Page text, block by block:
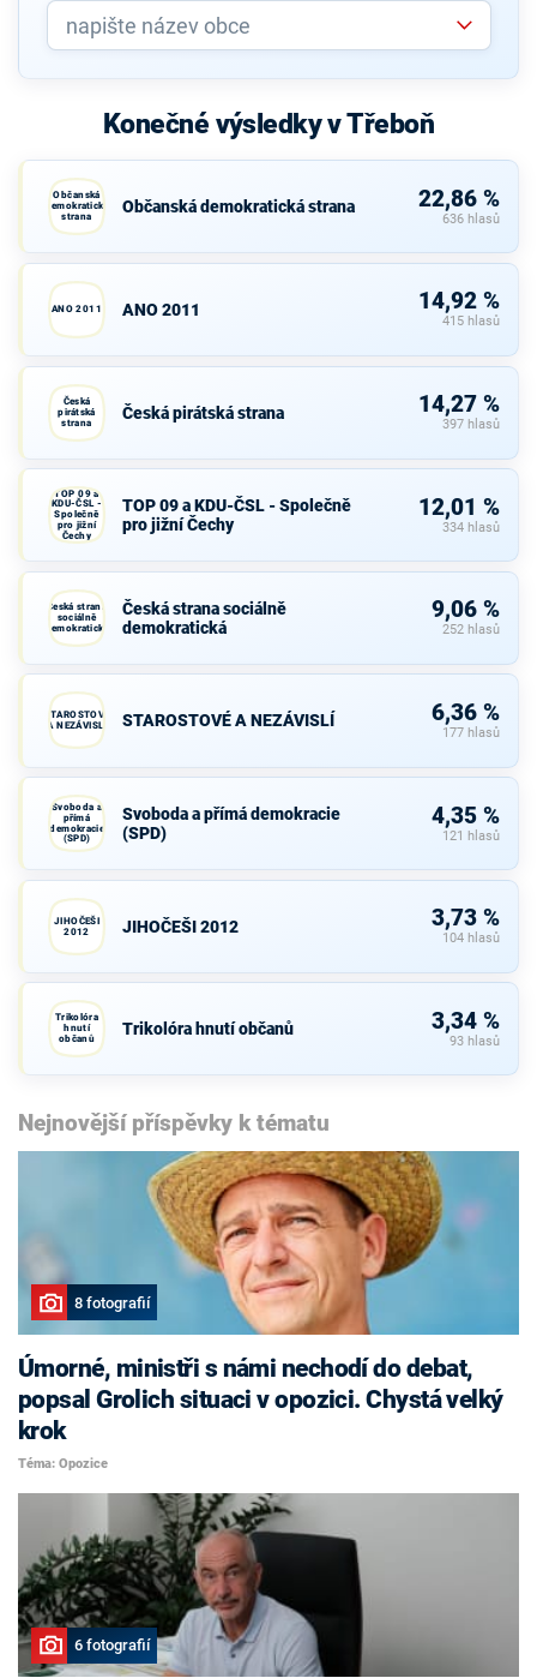
Konečné výsledky v Třeboň
Občanská
demokratická
strana
Občanská demokratická strana 22,86 %
636 hlasů
ANO 2011 ANO 2011 14,92 %
415 hlasů
Česká
pirátská
strana
Česká pirátská strana 14,27 %
397 hlasů
TOP 09 a
KDU-ČSL -
Společně
pro jižní
Čechy
TOP 09 a KDU-ČSL - Společně
pro jižní Čechy
12,01 %
334 hlasů
Česká strana
sociálně
demokratická
Česká strana sociálně
demokratická
9,06 %
252 hlasů
STAROSTOVÉ
A NEZÁVISLÍ
STAROSTOVÉ A NEZÁVISLÍ 6,36 %
177 hlasů
Svoboda a
přímá
demokracie
(SPD)
Svoboda a přímá demokracie
(SPD)
4,35 %
121 hlasů
JIHOČEŠI
2012
JIHOČEŠI 2012 3,73 %
104 hlasů
Trikolóra
hnutí
občanů
Trikolóra hnutí občanů 3,34 %
93 hlasů
Nejnovější příspěvky k tématu
8 fotografií
Úmorné, ministři s námi nechodí do debat,
popsal Grolich situaci v opozici. Chystá velký
krok
Téma: Opozice
6 fotografií